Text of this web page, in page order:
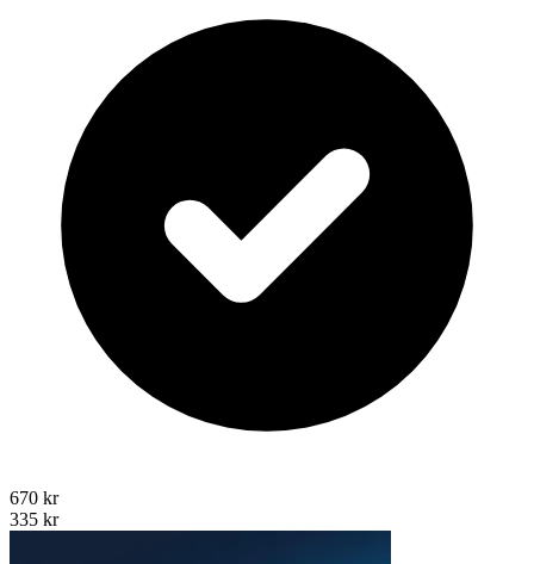
670 kr
335 kr